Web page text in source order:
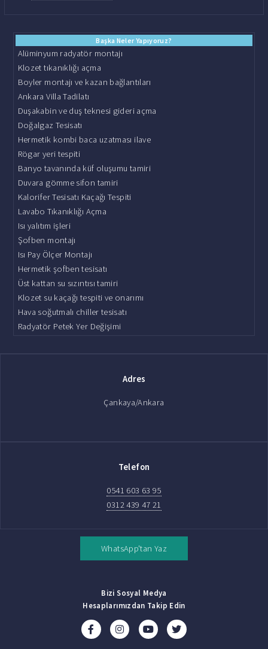
Başka Neler Yapıyoruz?
Alüminyum radyatör montajı
Klozet tıkanıklığı açma
Boyler montajı ve kazan bağlantıları
Ankara Villa Tadilatı
Duşakabin ve duş teknesi gideri açma
Doğalgaz Tesisatı
Hermetik kombi baca uzatması ilave
Rögar yeri tespiti
Banyo tavanında küf oluşumu tamiri
Duvara gömme sifon tamiri
Kalorifer Tesisatı Kaçağı Tespiti
Lavabo Tıkanıklığı Açma
Isı yalıtım işleri
Şofben montajı
Isı Pay Ölçer Montajı
Hermetik şofben tesisatı
Üst kattan su sızıntısı tamiri
Klozet su kaçağı tespiti ve onarımı
Hava soğutmalı chiller tesisatı
Radyatör Petek Yer Değişimi
Adres
Çankaya/Ankara
Telefon
0541 603 63 95
0312 439 47 21
WhatsApp'tan Yaz
Bizi Sosyal Medya
Hesaplarımızdan Takip Edin